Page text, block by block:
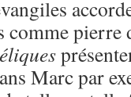
pierre
Marc par